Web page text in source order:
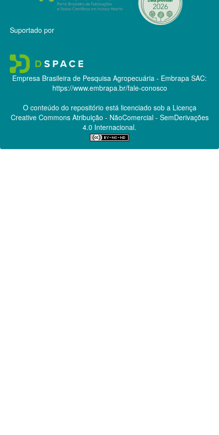
Suportado por
Empresa Brasileira de Pesquisa Agropecuária - Embrapa SAC:
https://www.embrapa.br/fale-conosco
O conteúdo do repositório está licenciado sob a Licença
Creative CommonsAtribuição - NãoComercial - SemDerivações
4.0 Internacional.